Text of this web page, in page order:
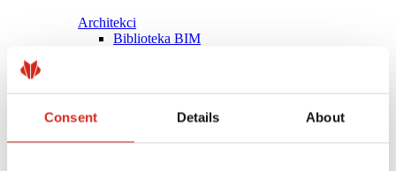
Consent Details About
Architekci
Biblioteka BIM